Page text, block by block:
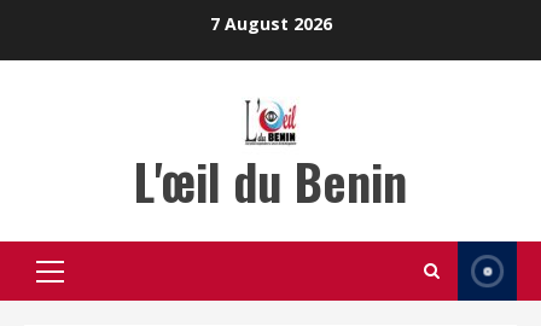
7 August 2026
L'œil du Benin
Primary
Menu